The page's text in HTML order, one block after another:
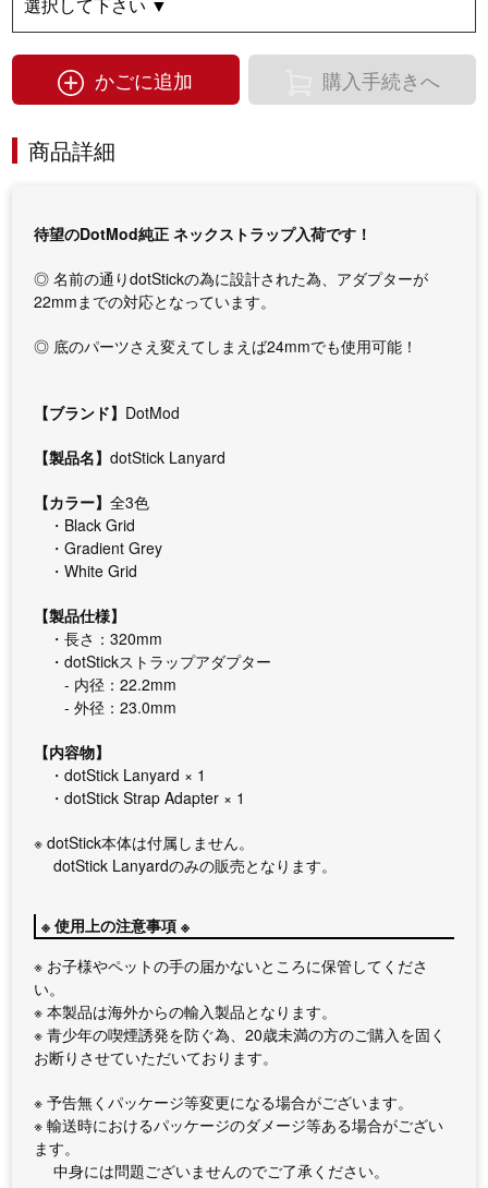
かごに追加 購入手続きへ
商品詳細
待望のDotMod純正 ネックストラップ入荷です！
◎ 名前の通りdotStickの為に設計された為、アダプターが
22mmまでの対応となっています。
◎ 底のパーツさえ変えてしまえば24mmでも使用可能！
【ブランド】 DotMod
【製品名】dotStick Lanyard
【カラー】全3色
・Black Grid
・Gradient Grey
・White Grid
【製品仕様】
・長さ：320mm
・dotStickストラップアダプター
- 内径：22.2mm
- 外径：23.0mm
【内容物】
・dotStick Lanyard × 1
・dotStick Strap Adapter × 1
※ dotStick本体は付属しません。
dotStick Lanyardのみの販売となります。
※ 使用上の注意事項 ※
※ お子様やペットの手の届かないところに保管してくださ
い。
※ 本製品は海外からの輸入製品となります。
※ 青少年の喫煙誘発を防ぐ為、20歳未満の方のご購入を固く
お断りさせていただいております。
※ 予告無くパッケージ等変更になる場合がございます。
※ 輸送時におけるパッケージのダメージ等ある場合がござい
ます。
中身には問題ございませんのでご了承ください。